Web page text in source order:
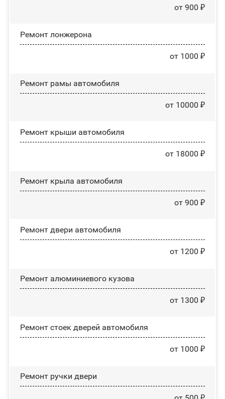
от 900 ₽
Ремонт лонжерона
от 1000 ₽
Ремонт рамы автомобиля
от 10000 ₽
Ремонт крыши автомобиля
от 18000 ₽
Ремонт крыла автомобиля
от 900 ₽
Ремонт двери автомобиля
от 1200 ₽
Ремонт алюминиевого кузова
от 1300 ₽
Ремонт стоек дверей автомобиля
от 1000 ₽
Ремонт ручки двери